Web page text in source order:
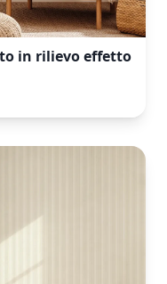
in rilievo effetto